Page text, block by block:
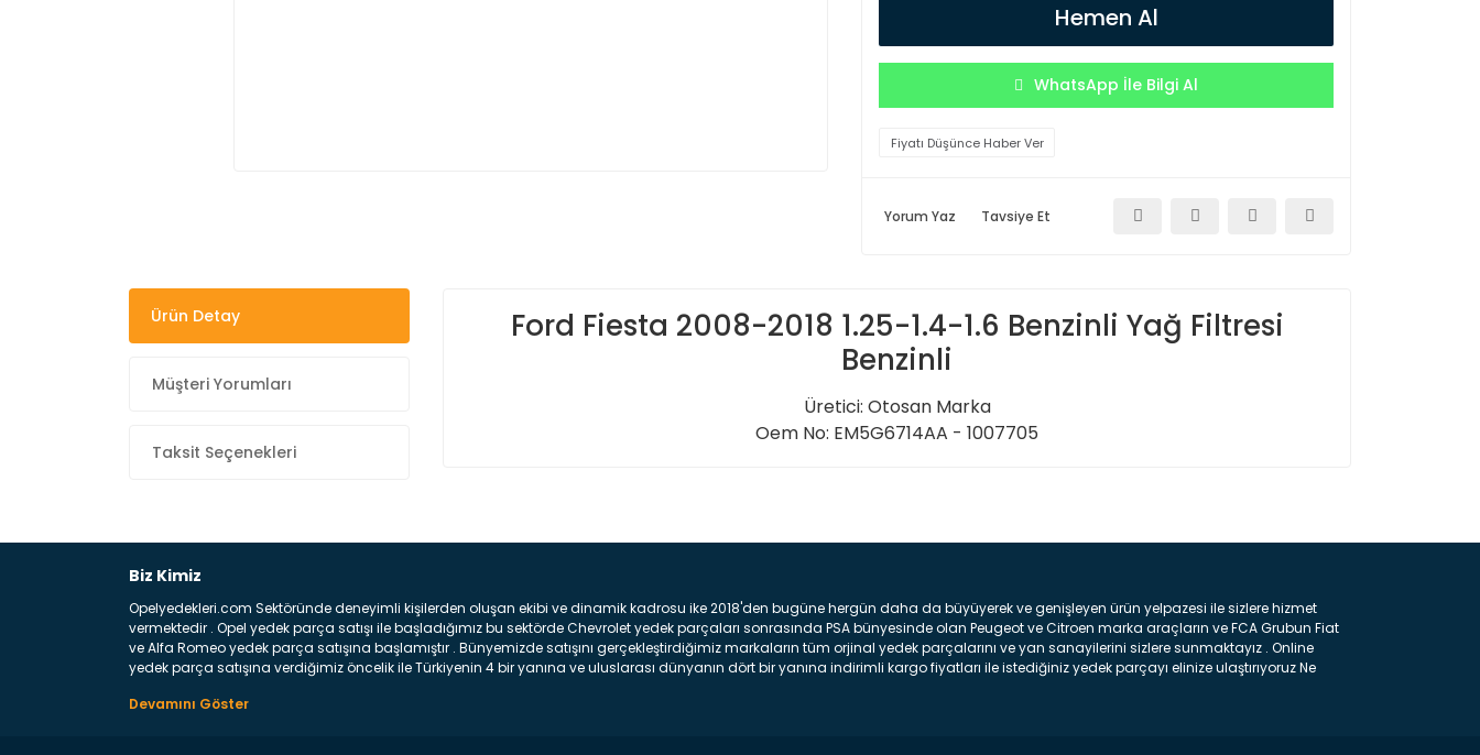
Hemen Al
WhatsApp İle Bilgi Al
Fiyatı Düşünce Haber Ver
Yorum Yaz Tavsiye Et
Ürün Detay
Müşteri Yorumları
Taksit Seçenekleri
Ford Fiesta 2008-2018 1.25-1.4-1.6 Benzinli Yağ Filtresi
Benzinli
Üretici: Otosan Marka
Oem No: EM5G6714AA - 1007705
Biz Kimiz
Opelyedekleri.com Sektöründe deneyimli kişilerden oluşan ekibi ve dinamik kadrosu ike 2018'den bugüne hergün daha da büyüyerek ve genişleyen ürün yelpazesi ile sizlere hizmet
vermektedir . Opel yedek parça satışı ile başladığımız bu sektörde Chevrolet yedek parçaları sonrasında PSA bünyesinde olan Peugeot ve Citroen marka araçların ve FCA Grubun Fiat
ve Alfa Romeo yedek parça satışına başlamıştır . Bünyemizde satışını gerçekleştirdiğimiz markaların tüm orjinal yedek parçalarını ve yan sanayilerini sizlere sunmaktayız . Online
yedek parça satışına verdiğimiz öncelik ile Türkiyenin 4 bir yanına ve uluslarası dünyanın dört bir yanına indirimli kargo fiyatları ile istediğiniz yedek parçayı elinize ulaştırıyoruz Ne
belirttiğimiz parçalar sizlere fikir sağlayacaktır. Ön Tampon : Aracınızın ön kısmında bulunan plastik darbe emici amacı ile yapılmış olan kaporta aksam parçasıdır. Çamurluk :